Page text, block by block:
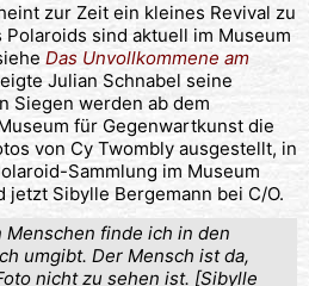
zur Zeit ein kleines Revival zu
sind aktuell im Museum
Das Unvollkommene am
Julian Schnabel seine
Siegen werden ab dem
für Gegenwartkunst die
von Cy Twombly ausgestellt, in
Sammlung im Museum
jetzt Sibylle Bergemann bei C/O.
finde ich in den
umgibt. Der Mensch ist da,
nicht zu sehen ist. [Sibylle